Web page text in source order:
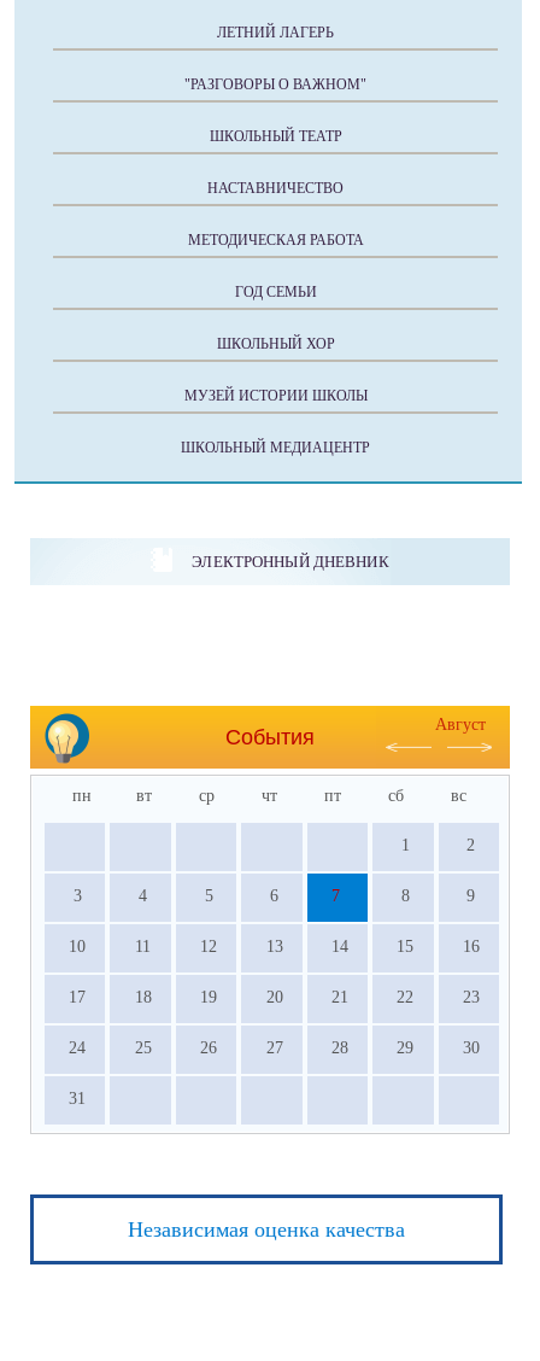
ЛЕТНИЙ ЛАГЕРЬ
"РАЗГОВОРЫ О ВАЖНОМ"
ШКОЛЬНЫЙ ТЕАТР
НАСТАВНИЧЕСТВО
МЕТОДИЧЕСКАЯ РАБОТА
ГОД СЕМЬИ
ШКОЛЬНЫЙ ХОР
МУЗЕЙ ИСТОРИИ ШКОЛЫ
ШКОЛЬНЫЙ МЕДИАЦЕНТР
ЭЛЕКТРОННЫЙ ДНЕВНИК
События
Август
пн вт ср чт пт сб вс
1 2
3 4 5 6 7 8 9
10 11 12 13 14 15 16
17 18 19 20 21 22 23
24 25 26 27 28 29 30
31
Независимая оценка качества